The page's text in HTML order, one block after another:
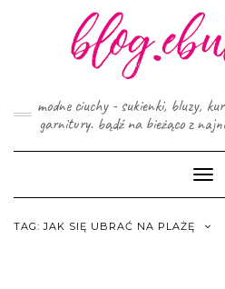
modne ciuchy - sukienki, bluzy,
garnitury. bądź na bieżąco z
TAG:JAK SIĘ UBRAĆ NA PLAŻĘ